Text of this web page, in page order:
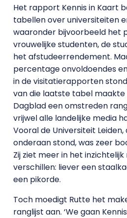
Het rapport Kennis in Kaart
tabellen over universiteiten
waaronder bijvoorbeeld het
vrouwelijke studenten, de
het afstudeerrendement.
percentage onvoldoendes
in de visitatierapporten
van die laatste tabel
Dagblad een omstreden
vrijwel alle landelijke media
Vooral de Universiteit
onderaan stond, was zeer
Zij ziet meer in het
verschillen: liever een
een pikorde.
Toch moedigt Rutte het
ranglijst aan. ‘We gaan